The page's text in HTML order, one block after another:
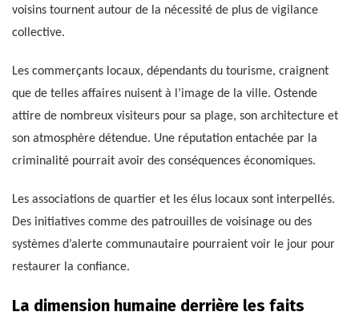
voisins tournent autour de la nécessité de plus de vigilance
collective.
Les commerçants locaux, dépendants du tourisme, craignent
que de telles affaires nuisent à l’image de la ville. Ostende
attire de nombreux visiteurs pour sa plage, son architecture et
son atmosphère détendue. Une réputation entachée par la
criminalité pourrait avoir des conséquences économiques.
Les associations de quartier et les élus locaux sont interpellés.
Des initiatives comme des patrouilles de voisinage ou des
systèmes d’alerte communautaire pourraient voir le jour pour
restaurer la confiance.
La dimension humaine derrière les faits